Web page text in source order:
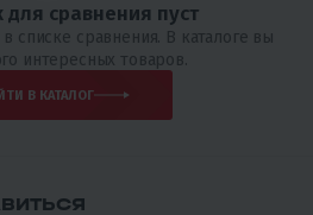
для сравнения пуст
списке сравнения. В каталоге вы
интересных товаров.
В КАТАЛОГ